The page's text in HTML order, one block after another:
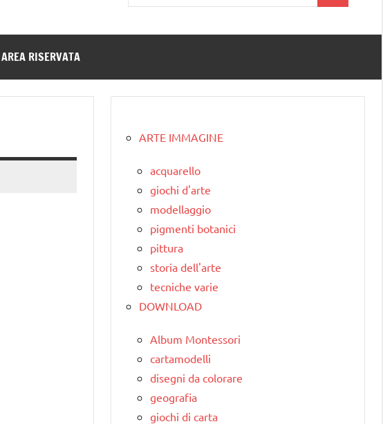
per:
AREA RISERVATA
ARTE IMMAGINE
acquarello
giochi d'arte
modellaggio
pigmenti botanici
pittura
storia dell'arte
tecniche varie
DOWNLOAD
Album Montessori
cartamodelli
disegni da colorare
geografia
giochi di carta